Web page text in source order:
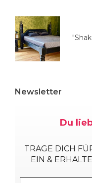
Newsletter
Du
TRAGE DICH
EIN &